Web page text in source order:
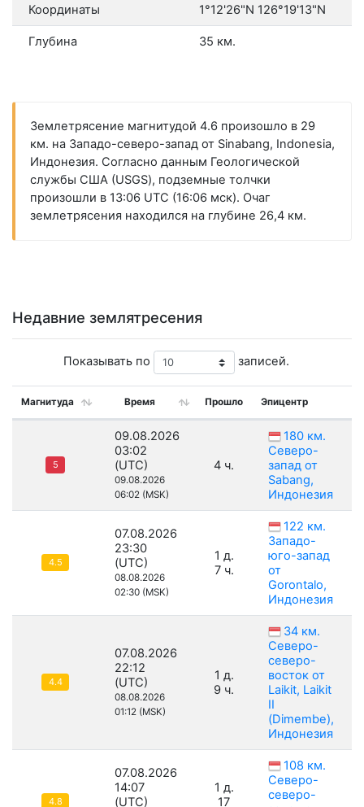
Координаты 1°12'26"N 126°19'13"N
Глубина 35 км.
Землетрясение магнитудой 4.6 произошло в 29
км. на Западо-северо-запад от Sinabang, Indonesia,
Индонезия. Согласно данным Геологической
службы США (USGS), подземные толчки
произошли в 13:06 UTC (16:06 мск). Очаг
землетрясения находился на глубине 26,4 км.
Недавние землятресения
Показывать по записей.
Магнитуда Время Прошло Эпицентр
5
09.08.2026
03:02
(UTC)
09.08.2026
06:02 (MSK)
4 ч.
180 км.
Северо-
запад от
Sabang,
Индонезия
4.5
07.08.2026
23:30
(UTC)
08.08.2026
02:30 (MSK)
1 д.
7 ч.
122 км.
Западо-
юго-запад
от
Gorontalo,
Индонезия
4.4
07.08.2026
22:12
(UTC)
08.08.2026
01:12 (MSK)
1 д.
9 ч.
34 км.
Северо-
северо-
восток от
Laikit, Laikit
II
(Dimembe),
Индонезия
4.8
07.08.2026
14:07
(UTC)
1 д.
17
108 км.
Северо-
северо-